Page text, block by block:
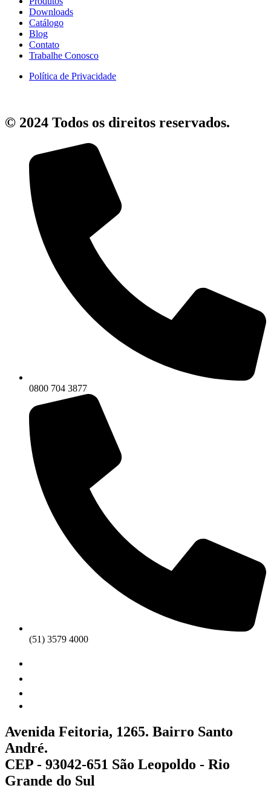
Downloads
Catálogo
Blog
Contato
Trabalhe Conosco
Política de Privacidade
© 2024 Todos os direitos reservados.
0800 704 3877
(51) 3579 4000
Avenida Feitoria, 1265. Bairro Santo
André.
CEP - 93042-651 São Leopoldo - Rio
Grande do Sul